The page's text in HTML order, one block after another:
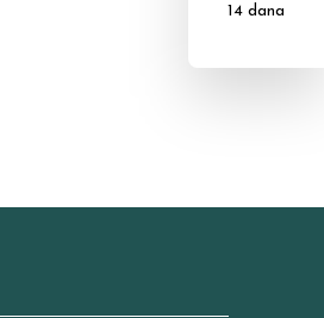
14 dana